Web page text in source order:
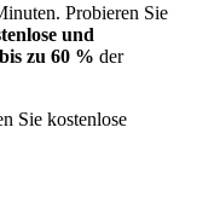
Probieren Sie
und
zu 60 % der
Sie kostenlose